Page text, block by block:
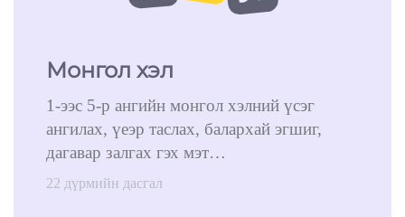
Монгол хэл
1-ээс 5-р ангийн монгол хэлний үсэг
ангилах, үеэр таслах, балархай эгшиг,
дагавар залгах гэх мэт…
22 дүрмийн дасгал